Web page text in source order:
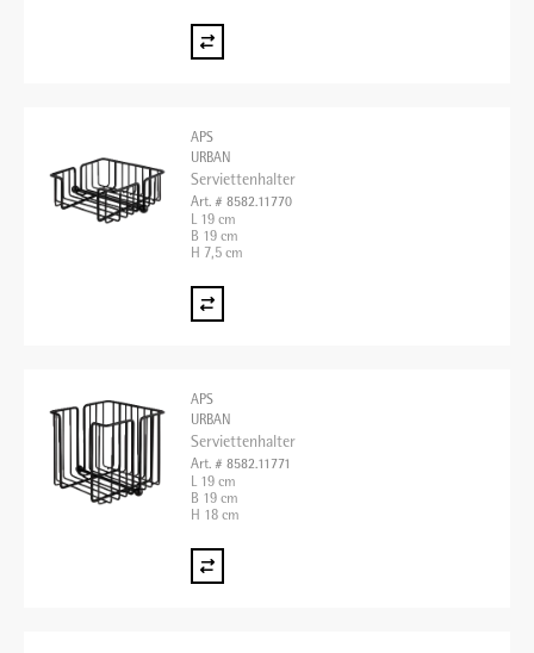
APS
URBAN
Serviettenhalter
Art. # 8582.11770
L 19 cm
B 19 cm
H 7,5 cm
APS
URBAN
Serviettenhalter
Art. # 8582.11771
L 19 cm
B 19 cm
H 18 cm